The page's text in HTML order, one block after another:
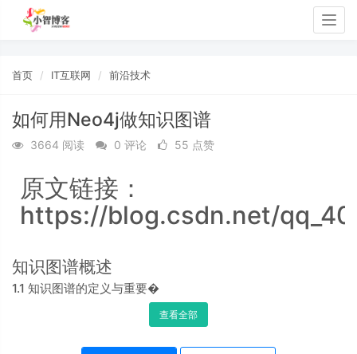
首页 IT互联网 前沿技术
如何用Neo4j做知识图谱
3664 阅读 0 评论 55 点赞
原文链接：
https://blog.csdn.net/
知识图谱概述
1.1 知识图谱的定义与重要�
查看全部